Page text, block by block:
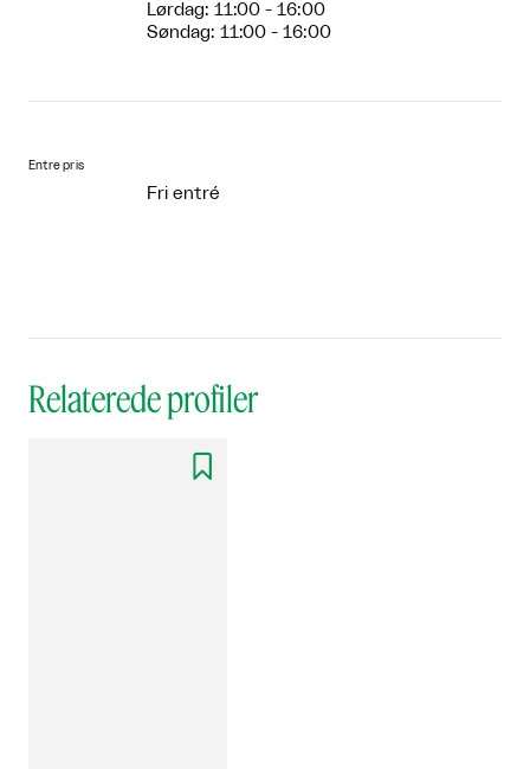
Lørdag: 11:00 - 16:00
Søndag: 11:00 - 16:00
Entre pris
Fri entré
Relaterede profiler
